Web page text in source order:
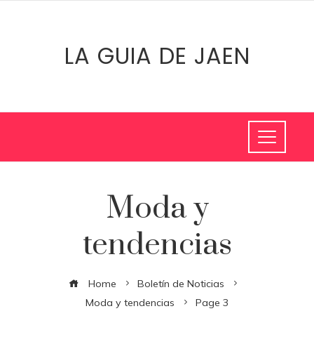
LA GUIA DE JAEN
Moda y
tendencias
Home
Boletín de Noticias
Moda y tendencias
Page 3